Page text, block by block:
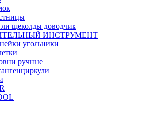
щеколды доводчик
ИНСТРУМЕНТ
угольники
ручные